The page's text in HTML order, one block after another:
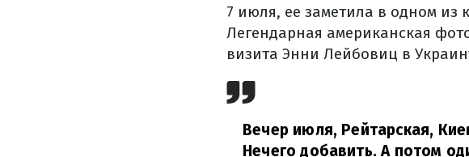
7 июля, ее заметила в одном
Легендарная американская
визита Энни Лейбовиц в
Вечер июля, Рейтарская,
Нечего добавить. А потом